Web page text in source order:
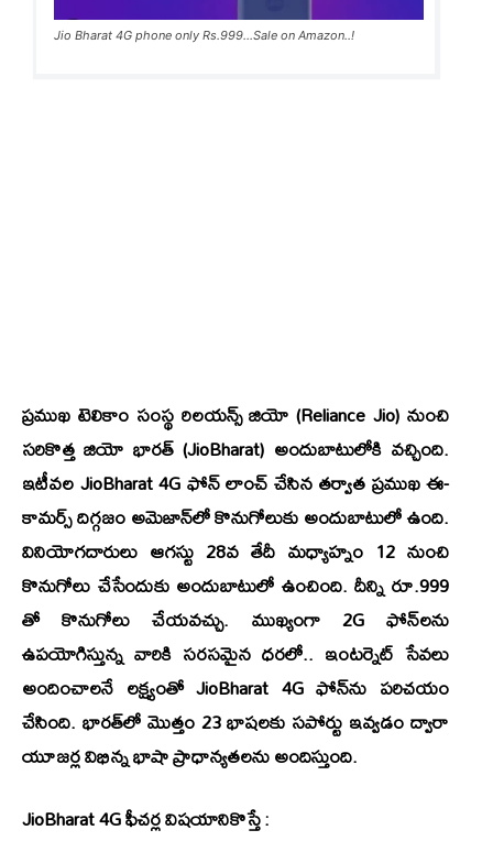
Jio Bharat 4G phone only Rs.999...Sale on Amazon..!
ప్రముఖ టెలికాం సంస్థ రిలయన్స్‌ జియో (Reliance Jio) నుంచి
సరికొత్త జియో భారత్‌ (JioBharat) అందుబాటులోకి వచ్చింది.
ఇటీవల JioBharat 4G ఫోన్ లాంచ్‌ చేసిన తర్వాత ప్రముఖ ఈ-
కామర్స్‌ దిగ్గజం అమెజాన్‌లో కొనుగోలుకు అందుబాటులో ఉంది.
వినియోగదారులు ఆగస్టు 28వ తేదీ మధ్యాహ్నం 12 నుంచి
కొనుగోలు చేసేందుకు అందుబాటులో ఉంచింది. దీన్ని రూ.999
తో కొనుగోలు చేయవచ్చు. ముఖ్యంగా 2G ఫోన్‌లను
ఉపయోగిస్తున్న వారికి సరసమైన ధరలో.. ఇంటర్నెట్‌ సేవలు
అందించాలనే లక్ష్యంతో JioBharat 4G ఫోన్‌ను పరిచయం
చేసింది. భారత్‌లో మొత్తం 23 భాషలకు సపోర్టు ఇవ్వడం ద్వారా
యూజర్ల విభిన్న భాషా ప్రాధాన్యతలను అందిస్తుంది.
JioBharat 4G ఫీచర్ల విషయానికొస్తే :